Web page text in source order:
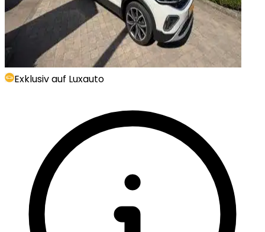
Exklusiv auf Luxauto